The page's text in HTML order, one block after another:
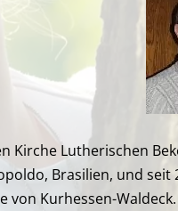
Kirche Lutherischen
Brasilien, und
von Kurhessen-Waldeck.